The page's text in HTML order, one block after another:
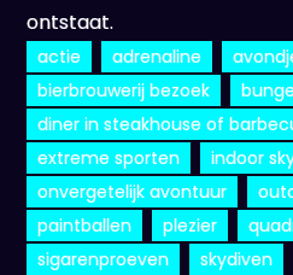
ontstaat.
actie adrenaline
bierbrouwerij bezoek
diner in steakhouse of
extreme sporten
indoor
onvergetelijk avontuur
paintballen
plezier
sigarenproeven
skydiven